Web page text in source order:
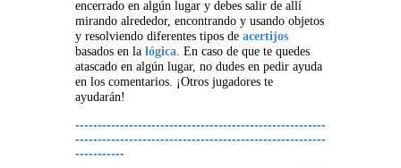
encerrado en algún lugar y debes salir de allí
mirando alrededor, encontrando y usando objetos
y resolviendo diferentes tipos de acertijos
basados en la lógica. En caso de que te quedes
atascado en algún lugar, no dudes en pedir ayuda
en los comentarios. ¡Otros jugadores te
ayudarán!
--------------------------------------------------------
--------------------------------------------------------
-----------